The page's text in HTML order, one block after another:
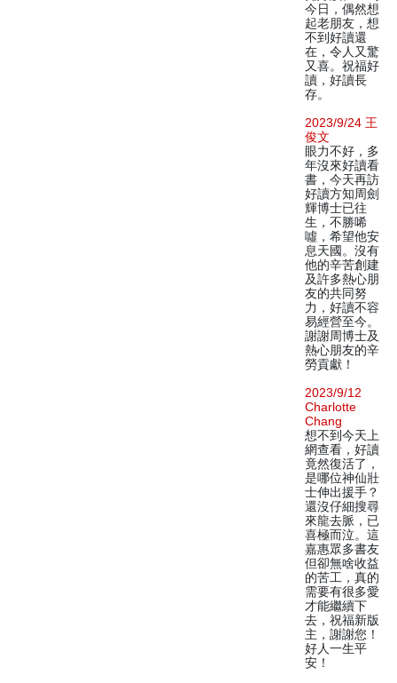
今日，偶然想
起老朋友，想
不到好讀還
在，令人又驚
又喜。祝福好
讀，好讀長
存。
2023/9/24 王
俊文
眼力不好，多
年沒來好讀看
書，今天再訪
好讀方知周劍
輝博士已往
生，不勝唏
噓，希望他安
息天國。沒有
他的辛苦創建
及許多熱心朋
友的共同努
力，好讀不容
易經營至今。
謝謝周博士及
熱心朋友的辛
勞貢獻！
2023/9/12
Charlotte
Chang
想不到今天上
網查看，好讀
竟然復活了，
是哪位神仙壯
士伸出援手？
還沒仔細搜尋
來龍去脈，已
喜極而泣。這
嘉惠眾多書友
但卻無啥收益
的苦工，真的
需要有很多愛
才能繼續下
去，祝福新版
主，謝謝您！
好人一生平
安！